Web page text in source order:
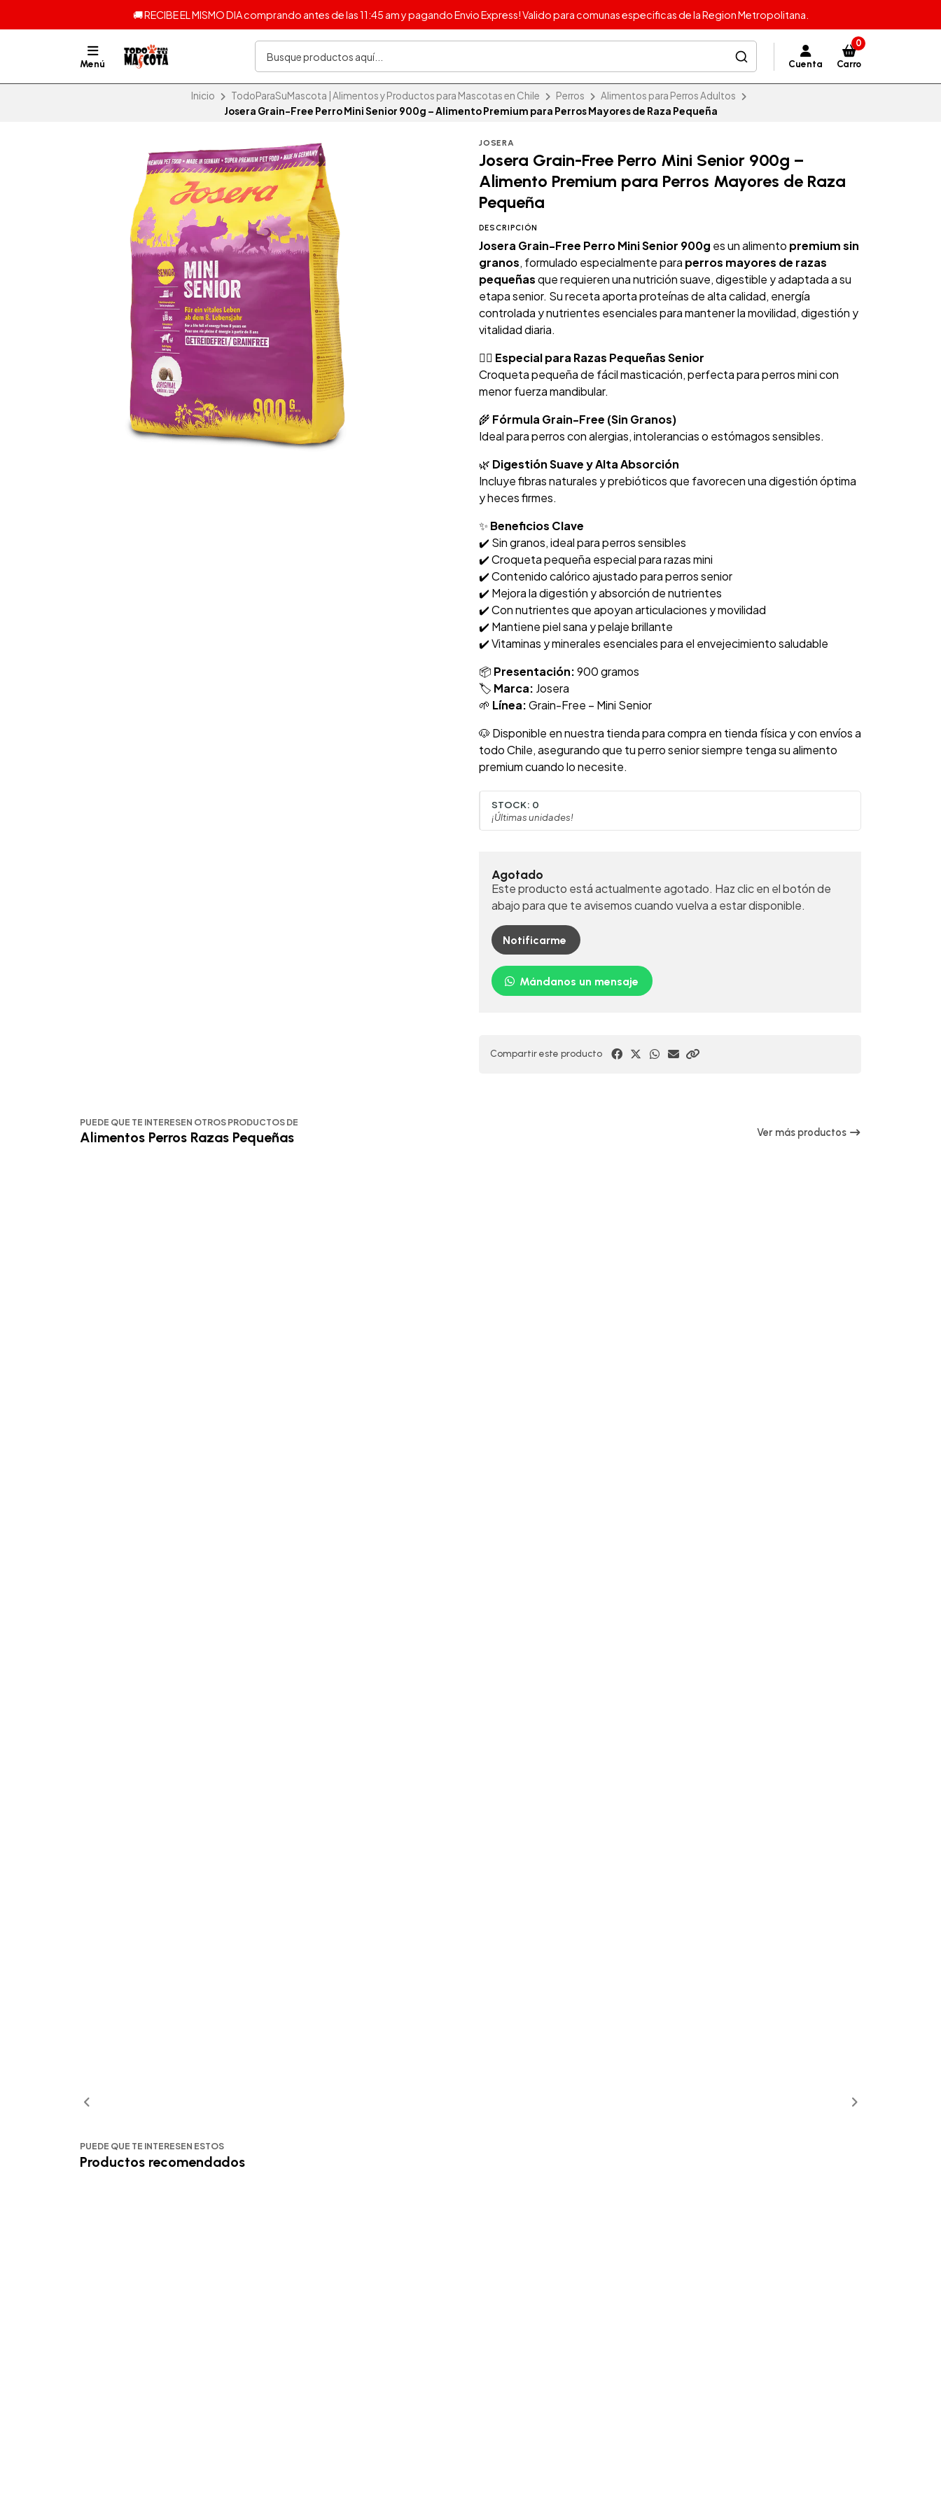
🚚 RECIBE EL MISMO DIA comprando antes de las 11:45 am y pagando Envio Express! Valido para comunas especificas de la Region Metropolitana.
Menú Cuenta
0
Carro
Inicio TodoParaSuMascota | Alimentos y Productos para Mascotas en Chile Perros
Alimentos para Perros Adultos
Josera Grain-Free Perro Mini Senior 900g – Alimento Premium para Perros Mayores de Raza Pequeña
JOSERA
Josera Grain-Free Perro Mini Senior 900g –
Alimento Premium para Perros Mayores de Raza
Pequeña
DESCRIPCIÓN
Josera Grain-Free Perro Mini Senior 900g es un alimento premium sin
granos, formulado especialmente para perros mayores de razas
pequeñasque requieren una nutrición suave, digestible y adaptada a su
etapa senior. Su receta aporta proteínas de alta calidad, energía
controlada y nutrientes esenciales para mantener la movilidad, digestión y
vitalidad diaria.
🐕‍🦺 Especial para Razas Pequeñas Senior
Croqueta pequeña de fácil masticación, perfecta para perros mini con
menor fuerza mandibular.
🌾 Fórmula Grain-Free (Sin Granos)
Ideal para perros con alergias, intolerancias o estómagos sensibles.
🌿 Digestión Suave y Alta Absorción
Incluye fibras naturales y prebióticos que favorecen una digestión óptima
y heces firmes.
✨ Beneficios Clave
✔️ Sin granos, ideal para perros sensibles
✔️ Croqueta pequeña especial para razas mini
✔️ Contenido calórico ajustado para perros senior
✔️ Mejora la digestión y absorción de nutrientes
✔️ Con nutrientes que apoyan articulaciones y movilidad
✔️ Mantiene piel sana y pelaje brillante
✔️ Vitaminas y minerales esenciales para el envejecimiento saludable
📦 Presentación:900 gramos
🏷️ Marca: Josera
🌱 Línea:Grain-Free – Mini Senior
🐶 Disponible en nuestra tienda para compra en tienda física y con envíos a
todo Chile, asegurando que tu perro senior siempre tenga su alimento
premium cuando lo necesite.
STOCK: 0
¡Últimas unidades!
Agotado
Este producto está actualmente agotado. Haz clic en el botón de
abajo para que te avisemos cuando vuelva a estar disponible.
Notificarme
Mándanos un mensaje
Compartir este producto
PUEDE QUE TE INTERESEN OTROS PRODUCTOS DE
Alimentos Perros Razas Pequeñas Ver más productos
PUEDE QUE TE INTERESEN ESTOS
Productos recomendados